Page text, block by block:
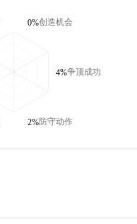
创造机会
0%
争顶成功
4%
防守动作
2%